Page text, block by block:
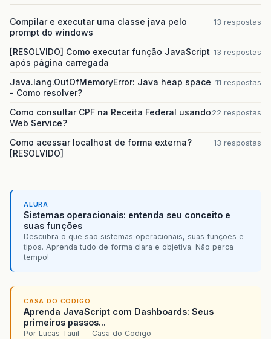
Compilar e executar uma classe java pelo
prompt do windows
13 respostas
[RESOLVIDO] Como executar função JavaScript
após página carregada
13 respostas
Java.lang.OutOfMemoryError: Java heap space
- Como resolver?
11 respostas
Como consultar CPF na Receita Federal usando
Web Service?
22 respostas
Como acessar localhost de forma externa?
[RESOLVIDO]
13 respostas
ALURA
Sistemas operacionais: entenda seu conceito e
suas funções
Descubra o que são sistemas operacionais, suas funções e
tipos. Aprenda tudo de forma clara e objetiva. Não perca
tempo!
CASA DO CODIGO
Aprenda JavaScript com Dashboards: Seus
primeiros passos...
Por Lucas Tauil — Casa do Codigo